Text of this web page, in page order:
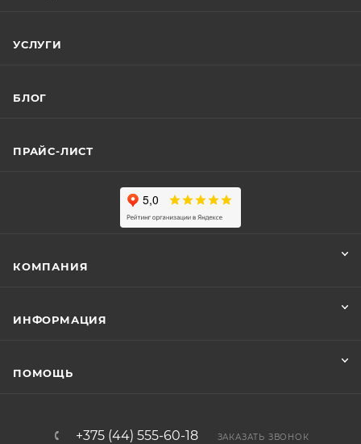
УСЛУГИ
БЛОГ
ПРАЙС-ЛИСТ
КОМПАНИЯ
ИНФОРМАЦИЯ
ПОМОЩЬ
+375 (44) 555-60-18 ЗАКАЗАТЬ ЗВОНОК